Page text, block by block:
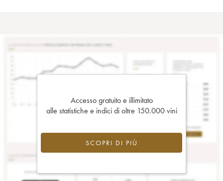
Accesso gratuito e illimitato
alle statistiche e indici di oltre 150.000 vini
SCOPRI DI PIÙ